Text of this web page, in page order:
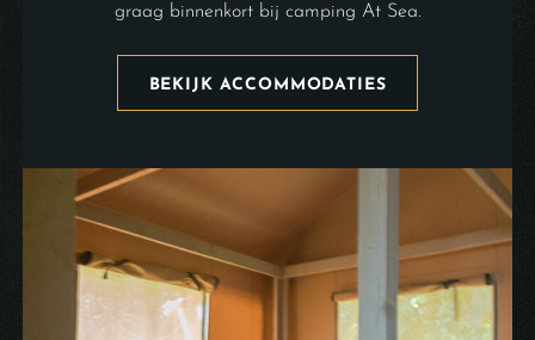
graag binnenkort bij camping At Sea.
BEKIJK ACCOMMODATIES